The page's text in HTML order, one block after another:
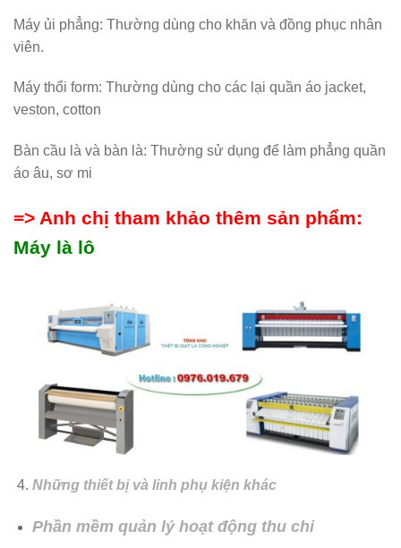
Máy ủi phẳng: Thường dùng cho khăn và đồng phục nhân
viên.
Máy thổi form: Thường dùng cho các lại quần áo jacket,
veston, cotton
Bàn cầu là và bàn là: Thường sử dụng để làm phẳng quần
áo âu, sơ mi
=> Anh chị tham khảo thêm sản phẩm:
Máy là lô
Những thiết bị và linh phụ kiện khác
Phần mềm quản lý hoạt động thu chi